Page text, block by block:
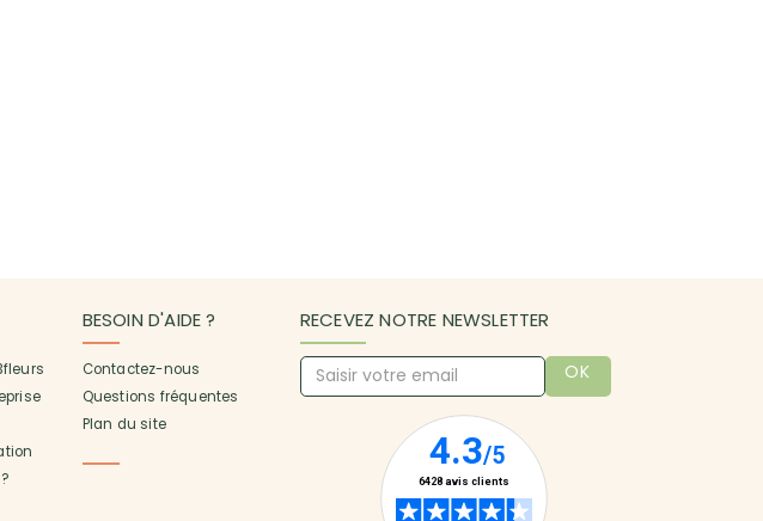
BESOIN D'AIDE ?
Contactez-nous
Questions fréquentes
Plan du site
RECEVEZ NOTRE NEWSLETTER
OK